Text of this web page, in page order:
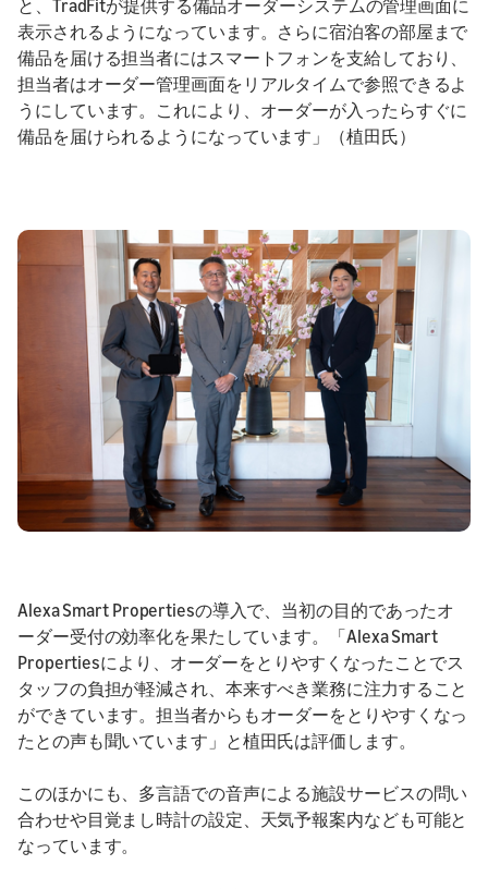
と、TradFitが提供する備品オーダーシステムの管理画面に
表示されるようになっています。さらに宿泊客の部屋まで
備品を届ける担当者にはスマートフォンを支給しており、
担当者はオーダー管理画面をリアルタイムで参照できるよ
うにしています。これにより、オーダーが入ったらすぐに
備品を届けられるようになっています」（植田氏）
Alexa Smart Propertiesの導入で、当初の目的であったオ
ーダー受付の効率化を果たしています。「Alexa Smart
Propertiesにより、オーダーをとりやすくなったことでス
タッフの負担が軽減され、本来すべき業務に注力すること
ができています。担当者からもオーダーをとりやすくなっ
たとの声も聞いています」と植田氏は評価します。
このほかにも、多言語での音声による施設サービスの問い
合わせや目覚まし時計の設定、天気予報案内なども可能と
なっています。